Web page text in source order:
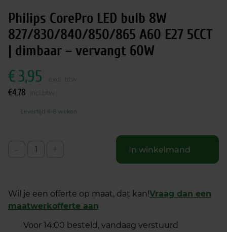
Philips CorePro LED bulb 8W
827/830/840/850/865 A60 E27 5CCT
| dimbaar – vervangt 60W
€3,95
€4,78
Levertijd 4-6 weken
In winkelmand
Wil je een offerte op maat, dat kan!Vraag dan een
maatwerkofferte aan
Voor 14:00 besteld, vandaag verstuurd